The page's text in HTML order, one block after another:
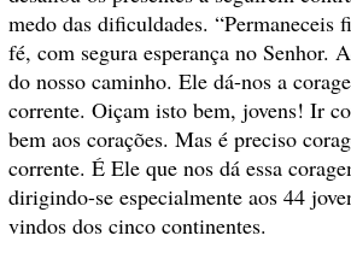
medo das dificuldades. “Permaneceis
fé, com segura esperança no Senhor.
do nosso caminho. Ele dá-nos a
corrente. Oiçam isto bem, jovens! Ir
bem aos corações. Mas é preciso
corrente. É Ele que nos dá essa
dirigindo-se especialmente aos 44
vindos dos cinco continentes.